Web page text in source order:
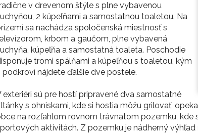
v drevenom štýle s plne vybavenou
2 kúpeľňami a samostatnou toaletou. Na
sa nachádza spoločenská miestnosť s
krbom a gaučom, plne vybavená
kúpeľňa a samostatná toaleta. Poschodie
tromi spálňami a kúpeľňou s toaletou, kým
podkroví nájdete ďalšie dve postele.
exteriéri sú pre hostí pripravené dva samostatné
s ohniskami, kde si hostia môžu grilovať,
na rozľahlom rovnom trávnatom pozemku, kde
aktivitách. Z pozemku je nádherný